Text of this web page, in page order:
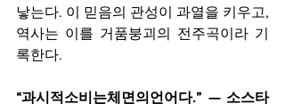
낳는다. 이 믿음의 관성이 과열을 키우고,
역사는 이를 거품붕괴의 전주곡이라 기
록한다.
“과시적소비는체면의언어다.” — 소스타